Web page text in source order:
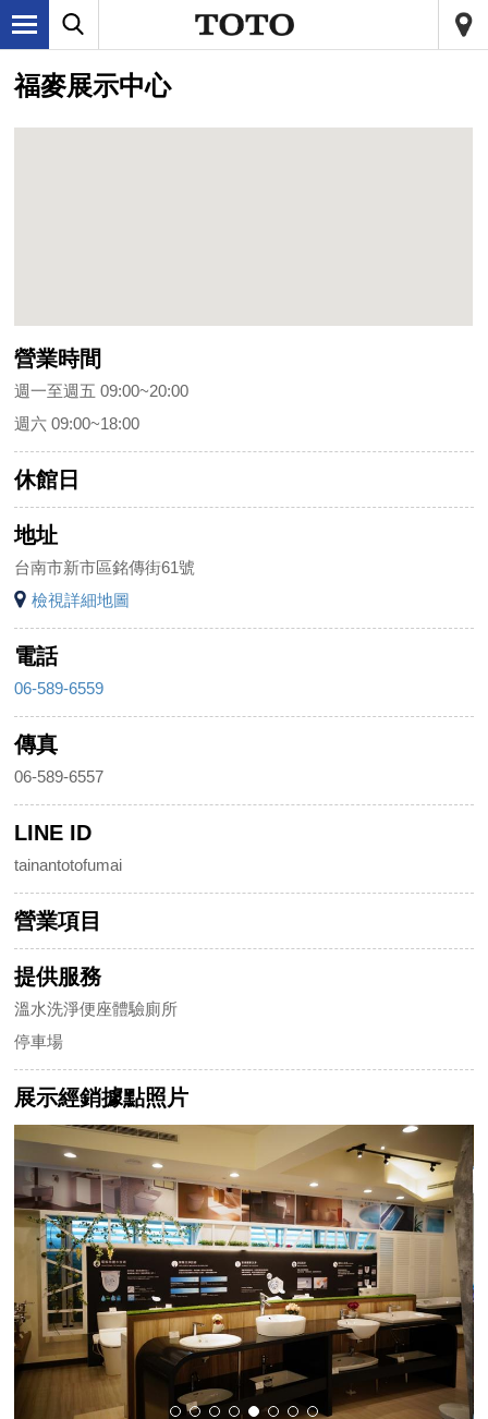
福麥展示中心
營業時間
週一至週五 09:00~20:00
週六 09:00~18:00
休館日
地址
台南市新市區銘傳街61號
檢視詳細地圖
電話
06-589-6559
傳真
06-589-6557
LINE ID
tainantotofumai
營業項目
提供服務
溫水洗淨便座體驗廁所
停車場
展示經銷據點照片